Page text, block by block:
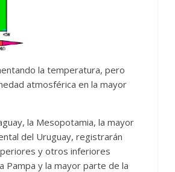
la temperatura, pero
atmosférica en la mayor
la Mesopotamia, la mayor
del Uruguay, registrarán
y otros inferiores
Pampa y la mayor parte de la